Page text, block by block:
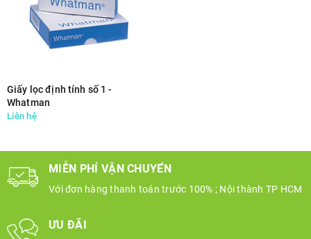
Giấy lọc định tính số 1 -
Whatman
Liên hệ
MIỄN PHÍ VẬN CHUYỂN
Với đơn hàng thanh toán trước 100% ; Nội thành TP HCM
ƯU ĐÃI